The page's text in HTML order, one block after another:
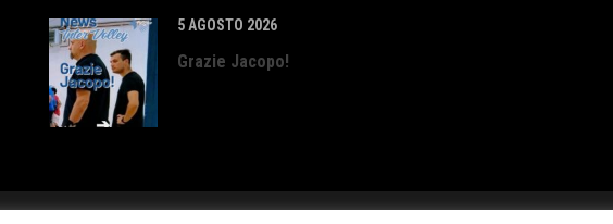
5 AGOSTO 2026
Grazie Jacopo!